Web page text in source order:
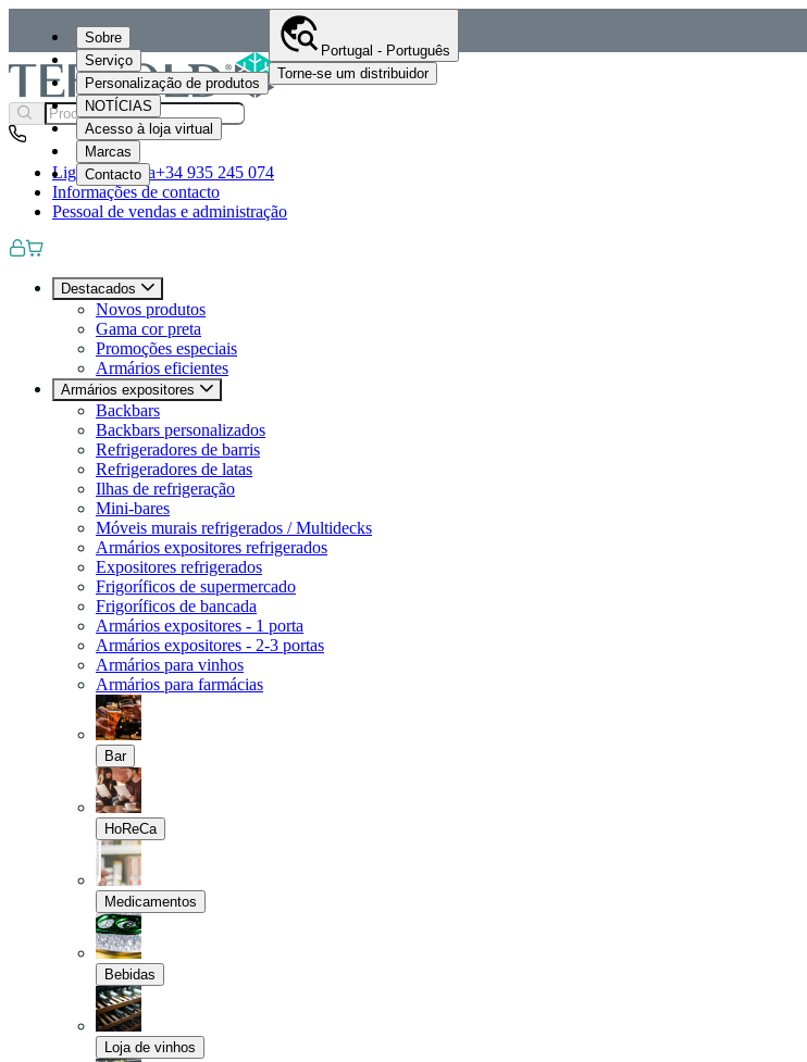
Sobre
Serviço
Personalização de produtos
NOTÍCIAS
Acesso à loja virtual
Marcas
Contacto
Portugal - Português
Torne-se um distribuidor
Ligue-nos para+34 935 245 074
Informações de contacto
Pessoal de vendas e administração
Destacados
Novos produtos
Gama cor preta
Promoções especiais
Armários eficientes
Armários expositores
Backbars
Backbars personalizados
Refrigeradores de barris
Refrigeradores de latas
Ilhas de refrigeração
Mini-bares
Móveis murais refrigerados / Multidecks
Armários expositores refrigerados
Expositores refrigerados
Frigoríficos de supermercado
Frigoríficos de bancada
Armários expositores - 1 porta
Armários expositores - 2-3 portas
Armários para vinhos
Armários para farmácias
Bar
HoReCa
Medicamentos
Bebidas
Loja de vinhos